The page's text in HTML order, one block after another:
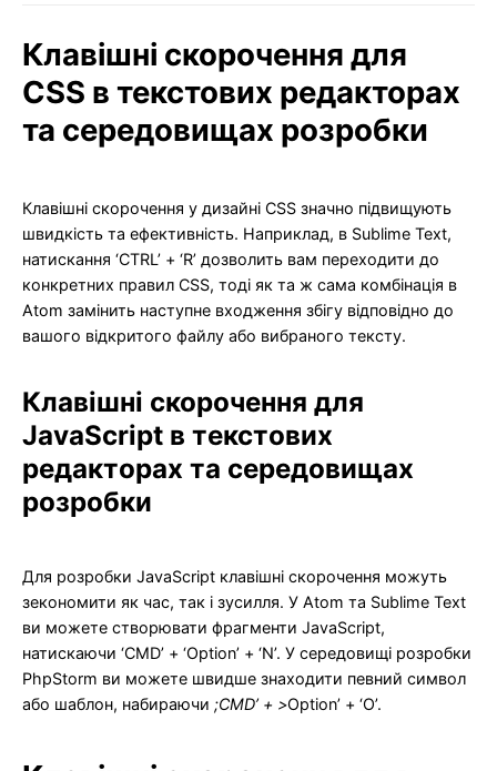
Клавішні скорочення для
CSS в текстових редакторах
та середовищах розробки
Клавішні скорочення у дизайні CSS значно підвищують
швидкість та ефективність. Наприклад, в Sublime Text,
натискання ‘CTRL’ + ‘R’ дозволить вам переходити до
конкретних правил CSS, тоді як та ж сама комбінація в
Atom замінить наступне входження збігу відповідно до
вашого відкритого файлу або вибраного тексту.
Клавішні скорочення для
JavaScript в текстових
редакторах та середовищах
розробки
Для розробки JavaScript клавішні скорочення можуть
зекономити як час, так і зусилля. У Atom та Sublime Text
ви можете створювати фрагменти JavaScript,
натискаючи ‘CMD’ + ‘Option’ + ‘N’. У середовищі розробки
PhpStorm ви можете швидше знаходити певний символ
або шаблон, набираючи ;CMD’ + >Option’ + ‘O’.